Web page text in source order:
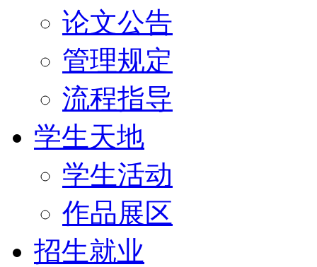
论文公告
管理规定
流程指导
学生天地
学生活动
作品展区
招生就业